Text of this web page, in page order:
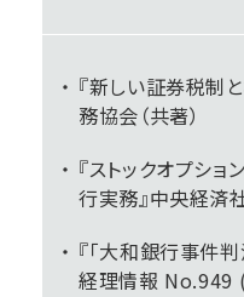
『新しい証券税制
務協会（共著）
『ストックオプシ
行実務』中央経済社
『「大和銀行事件
経理情報 No.949